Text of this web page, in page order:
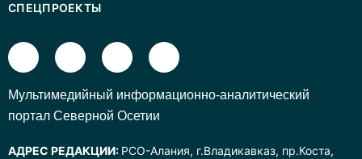
СПЕЦПРОЕКТЫ
Mультимедийный информационно-аналитический
портал Северной Осетии
АДРЕС РЕДАКЦИИ: РСО-Алания, г.Владикавказ, пр.Коста,